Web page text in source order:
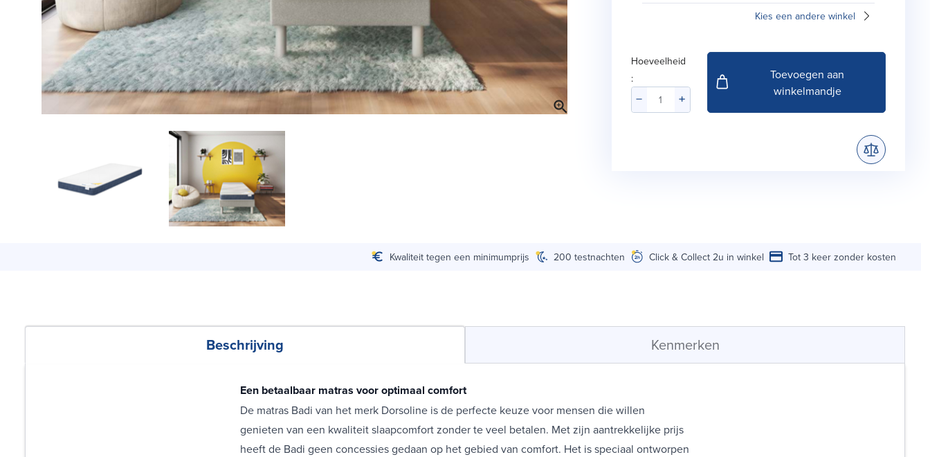
Kies een andere winkel
Hoeveelheid
:
Toevoegen aan
winkelmandje
Kwaliteit tegen een minimumprijs 200 testnachten Click & Collect 2u in winkel Tot 3 keer zonder kosten
Beschrijving Kenmerken
Een betaalbaar matras voor optimaal comfort
De matras Badi van het merk Dorsoline is de perfecte keuze voor mensen die willen
genieten van een kwaliteit slaapcomfort zonder te veel betalen. Met zijn aantrekkelijke prijs
heeft de Badi geen concessies gedaan op het gebied van comfort. Het is speciaal ontworpen